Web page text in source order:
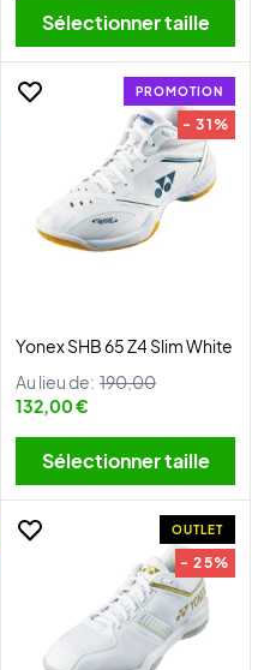
Sélectionner taille
PROMOTION
- 31%
Yonex SHB 65 Z4 Slim White
Au lieu de: 190,00
132,00 €
Sélectionner taille
OUTLET
- 25%